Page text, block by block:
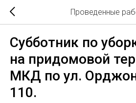
Проведенные
Субботник по
на придомовой
МКД по ул.
110.